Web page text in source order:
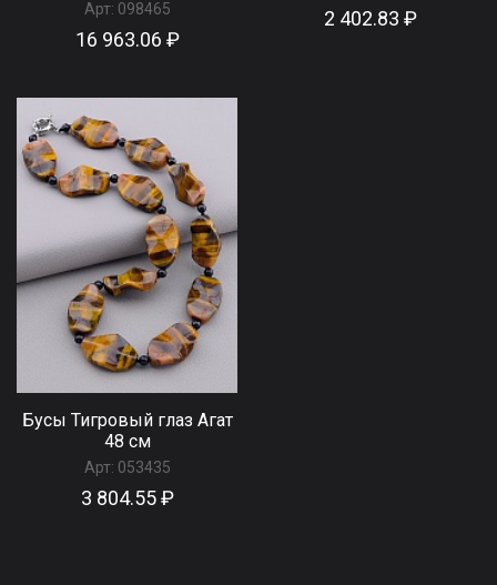
Арт: 098465
16 963.06 ₽
2 402.83 ₽
Бусы Тигровый глаз Агат
48 см
Арт: 053435
3 804.55 ₽